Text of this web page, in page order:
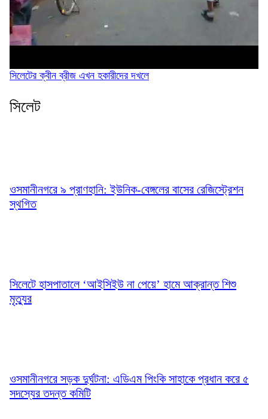
সিলেটের ক্বীন ব্রীজ এখন হকারীদের দখলে
সিলেট
ওসমানীনগরে ৯ প্রাণহানি: ইউনিক-বেঙ্গলের বাসের রেজিস্ট্রেশন
স্থগিত
সিলেটে হাসপাতালে ‘আইসিইউ না পেয়ে’ হামে আক্রান্ত শিশু
মৃত্যুর
ওসমানীনগরে সড়ক দুর্ঘটনা: এডিএম পিংকি সাহাকে প্রধান করে ৫
সদস্যের তদন্ত কমিটি